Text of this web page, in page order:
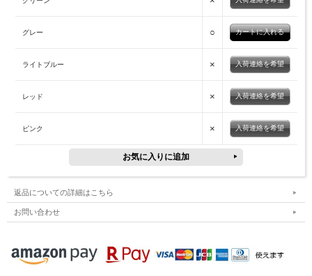
グレー ○
ライトブルー × 入荷連絡を希望
レッド × 入荷連絡を希望
ピンク × 入荷連絡を希望
返品についての詳細はこちら
お問い合わせ